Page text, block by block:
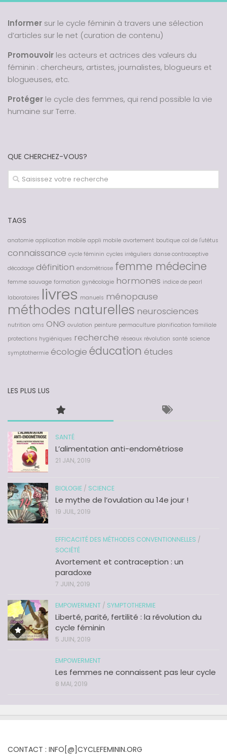
Informer sur le cycle féminin à travers une sélection
d’articles sur le net (curation de contenu)
Promouvoir les acteurs et actrices des valeurs du
féminin : chercheurs, artistes, journalistes, blogueurs et
blogueuses, etc.
Protéger le cycle des femmes, qui rend possible la vie
humaine sur Terre.
QUE CHERCHEZ-VOUS?
TAGS
anatomie application mobile appli mobile avortement boutique col de l'utétus
connaissance cycle féminin cycles irréguliers danse contraceptive
décodage définition endométriose femme médecine
femme sauvage formation gynécologie hormones indice de pearl
laboratoires livres manuels ménopause
méthodes naturelles neurosciences
nutrition oms ONG ovulation peinture permaculture planification familiale
protections hygiéniques recherche réseaux révolution santé science
symptothermie écologie éducation études
LES PLUS LUS
SANTÉ
L’alimentation anti-endométriose
21 JAN, 2019
BIOLOGIE / SCIENCE
Le mythe de l’ovulation au 14e jour !
19 JUIL, 2019
EFFICACITÉ DES MÉTHODES CONVENTIONNELLES /
SOCIÉTÉ
Avortement et contraception : un
paradoxe
7 JUIN, 2019
EMPOWERMENT / SYMPTOTHERMIE
Liberté, parité, fertilité : la révolution du
cycle féminin
5 JUIN, 2019
EMPOWERMENT
Les femmes ne connaissent pas leur cycle
8 MAI, 2019
CONTACT : INFO[@]CYCLEFEMININ.ORG